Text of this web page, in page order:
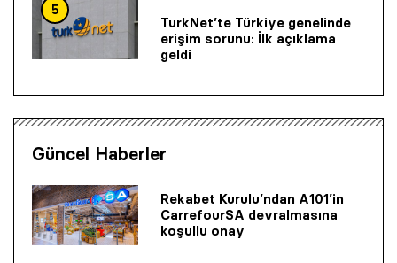
5
TurkNet’te Türkiye genelinde
erişim sorunu: İlk açıklama
geldi
Güncel Haberler
Rekabet Kurulu’ndan A101’in
CarrefourSA devralmasına
koşullu onay